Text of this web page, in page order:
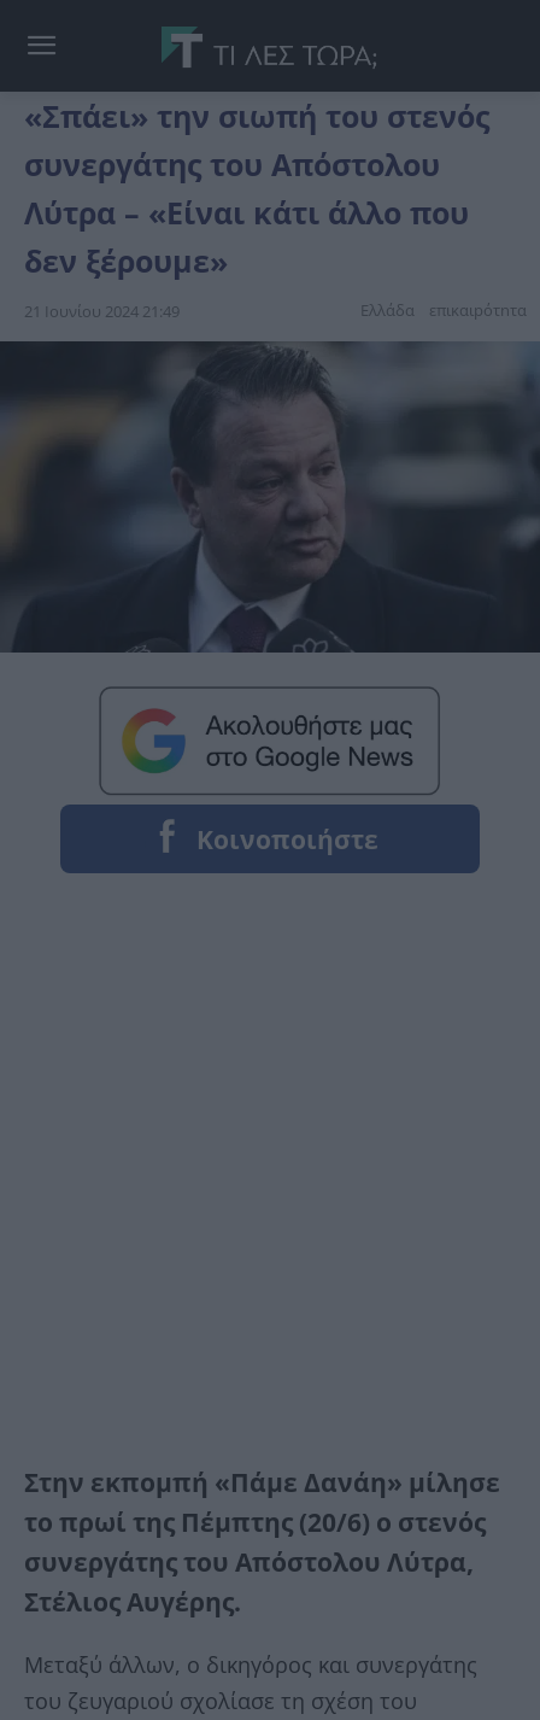
«Σπάει» την σιωπή του στενός
συνεργάτης του Απόστολου
Λύτρα – «Είναι κάτι άλλο που
δεν ξέρουμε»
21 Ιουνίου 2024 21:49 Ελλάδα επικαιpότnτα
Στην εκπομπή «Πάμε Δανάη» μίλησε
το πρωί της Πέμπτης (20/6) ο στενός
συνεργάτης του Απόστολου Λύτρα,
Στέλιος Αυγέρης.
Μεταξύ άλλων, ο δικηγόρος και συνεργάτης
του ζευγαριού σχολίασε τη σχέση του